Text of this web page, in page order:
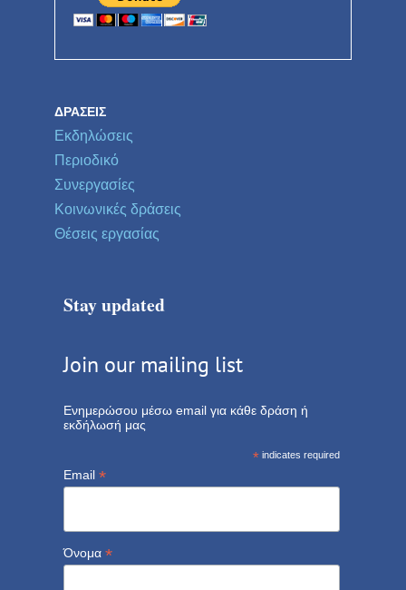
ΔΡΆΣΕΙΣ
Εκδηλώσεις
Περιοδικό
Συνεργασίες
Κοινωνικές δράσεις
Θέσεις εργασίας
Stay updated
Join our mailing list
Ενημερώσου μέσω email για κάθε δράση ή
εκδήλωσή μας
* indicates required
Email *
Όνομα *